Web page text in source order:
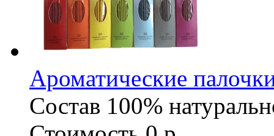
Ароматические
Состав 100%